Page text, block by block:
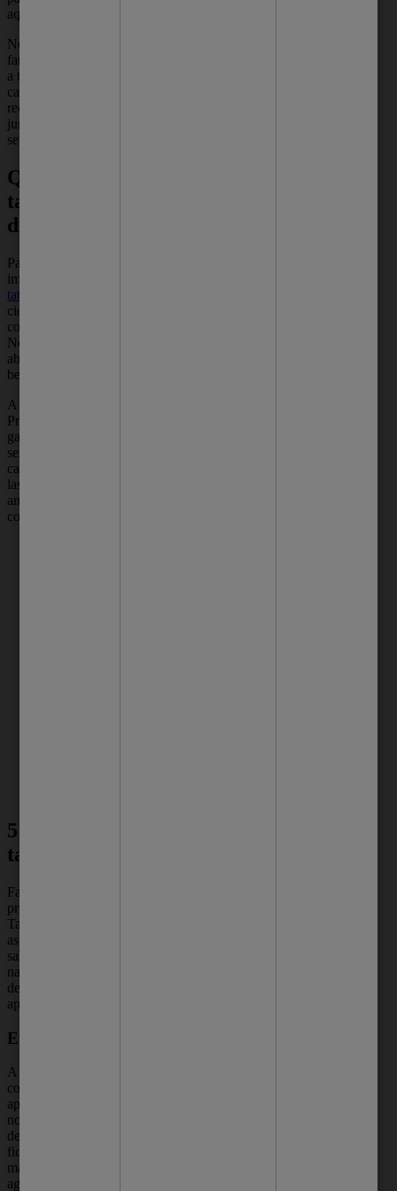
aquele mais antigo.
No período de cicatrização, a hidratação é
fator primordial para garantir suas cores. Com
a tatuagem descascando, repare nas suas
casquinhas. Se elas caírem antes da
recuperação da pele, podem levar as cores
juntas. Isso é causado pela desidratação do
seu corpo.
Que cuidados ter com a
tatoo durante os primeiros
dias?
Para evitar uma tattoo desbotada, é
importante ter alguns
tatuagem
cicatrização bem feito garante que as cores
consigam se manter na pele por mais tempo.
Nos três primeiros dias, seu tecido estará
aberto e propenso a infecções. Por isso, limpe
bem e sempre use proteção por cima dela.
A proteção pode ser feita com plástico filme.
Procure lavar tatuagem com Protex para
garantir suas cores. Nas duas semanas após a
sessão, sua pele produzirá as famosas
casquinhas. Você deve deixar sua pele liberá-
las sozinha. Em hipótese alguma retire-as
antes do tempo. Isso pode levar a perda de
cor do desenho.
5 cuidados para evitar
tatuagem desbotada
Falamos um pouco sobre os cuidados nos
primeiros dias após fazer sua tatuagem.
Também, deixamos alguns pontos que levam
as cores saírem da pele. Agora, é hora de
saber como evitar uma tatuagem desbotada
na sua pele. Com poucos cuidados, é possível
deixar seu desenho sempre com boa
aparência. Vamos lá!
Evite a exposição ao sol
A exposição solar pode levar a perda das
cores do desenho. Para não ter uma tatuagem
apagada, evite o contato intenso com o sol
nos primeiros dias. Eles ressecam a pele e
deixam mais propensa a perda de cor. Isso
fica mais intenso por conta da pele já
machucada da sessão e propícia a outras
agressões.